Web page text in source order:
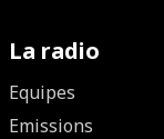
La radio
Equipes
Emissions